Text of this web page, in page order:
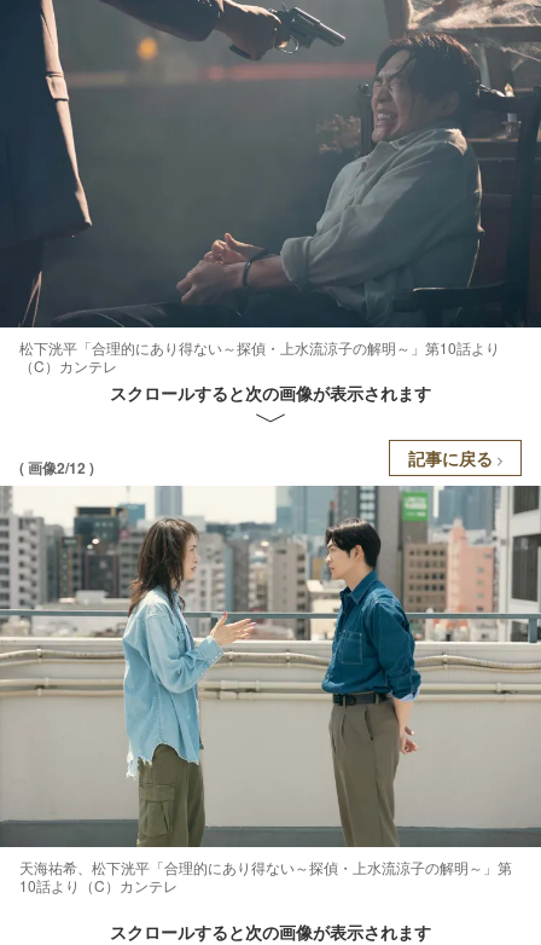
松下洸平「合理的にあり得ない～探偵・上水流涼子の解明～」第10話より
（C）カンテレ
スクロールすると次の画像が表示されます
( 画像2/12 ) 記事に戻る
天海祐希、松下洸平「合理的にあり得ない～探偵・上水流涼子の解明～」第
10話より（C）カンテレ
スクロールすると次の画像が表示されます